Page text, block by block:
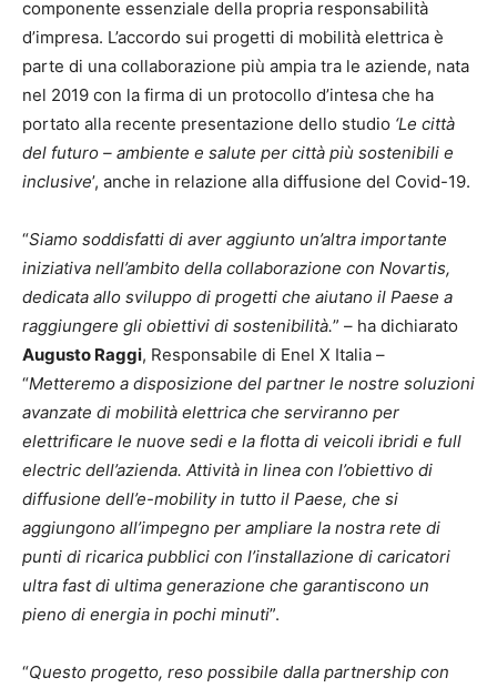
componente essenziale della propria responsabilità
d’impresa. L’accordo sui progetti di mobilità elettrica è
parte di una collaborazione più ampia tra le aziende, nata
nel 2019 con la firma di un protocollo d’intesa che ha
portato alla recente presentazione dello studio ‘Le città
del futuro – ambiente e salute per città più sostenibili e
inclusive’, anche in relazione alla diffusione del Covid-19.
“Siamo soddisfatti di aver aggiunto un’altra importante
iniziativa nell’ambito della collaborazione con Novartis,
dedicata allo sviluppo di progetti che aiutano il Paese a
raggiungere gli obiettivi di sostenibilità.” – ha dichiarato
Augusto Raggi, Responsabile di Enel X Italia –
“Metteremo a disposizione del partner le nostre soluzioni
avanzate di mobilità elettrica che serviranno per
elettrificare le nuove sedi e la flotta di veicoli ibridi e full
electric dell’azienda. Attività in linea con l’obiettivo di
diffusione dell’e-mobility in tutto il Paese, che si
aggiungono all’impegno per ampliare la nostra rete di
punti di ricarica pubblici con l’installazione di caricatori
ultra fast di ultima generazione che garantiscono un
pieno di energia in pochi minuti”.
“Questo progetto, reso possibile dalla partnership con